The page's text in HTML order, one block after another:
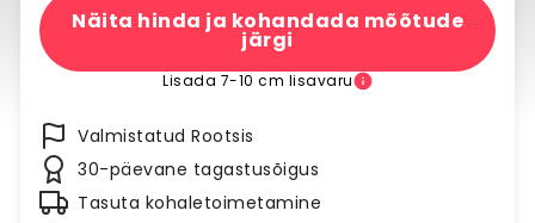
Näita hinda ja kohandada mõõtude
järgi
Lisada 7-10 cm lisavaru
Valmistatud Rootsis
30-päevane tagastusõigus
Tasuta kohaletoimetamine